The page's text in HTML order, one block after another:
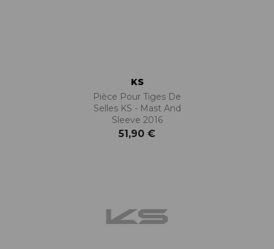
KS
Pièce Pour Tiges De
Selles KS - Mast And
Sleeve 2016
51,90 €